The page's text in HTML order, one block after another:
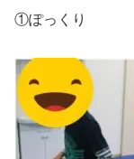
①ぽっくり